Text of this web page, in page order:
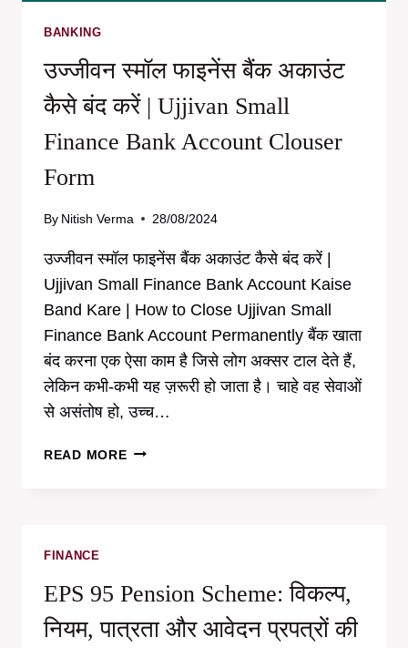
BANKING
उज्जीवन स्मॉल फाइनेंस बैंक अकाउंट
कैसे बंद करें | Ujjivan Small
Finance Bank Account Clouser
Form
By Nitish Verma 28/08/2024
उज्जीवन स्मॉल फाइनेंस बैंक अकाउंट कैसे बंद करें |
Ujjivan Small Finance Bank Account Kaise
Band Kare | How to Close Ujjivan Small
Finance Bank Account Permanently बैंक खाता
बंद करना एक ऐसा काम है जिसे लोग अक्सर टाल देते हैं,
लेकिन कभी-कभी यह ज़रूरी हो जाता है। चाहे वह सेवाओं
से असंतोष हो, उच्च…
READ MOREउज्जीवन
करें
UJJIVAN
FINANCE
EPS 95 Pension Scheme: विकल्प,
नियम, पात्रता और आवेदन प्रपत्रों की